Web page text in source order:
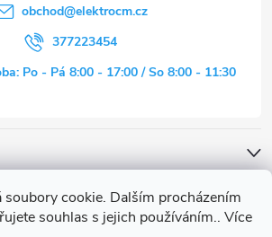
soubory cookie. Dalším procházením
souhlas s jejich používáním.. Více
obchod@elektrocm.cz
377223454
Po - Pá 8:00 - 17:00 / So 8:00 - 11:30